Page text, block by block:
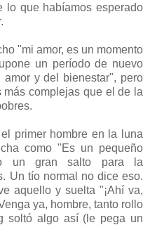
lo que habíamos esperado
"mi amor, es un momento
un período de nuevo
y del bienestar", pero
complejas que el de la
primer hombre en la luna
como "Es un pequeño
un gran salto para la
Un tío normal no dice eso.
aquello y suelta "¡Ahí va,
ya, hombre, tanto rollo
soltó algo así (le pega un